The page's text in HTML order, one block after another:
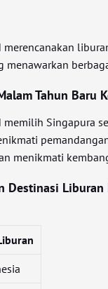
merencanakan
menawarkan
Tahun Baru
memilih Singapura
menikmati
Destinasi